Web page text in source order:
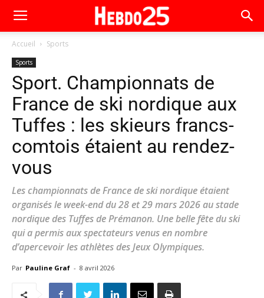
Accueil Sports
Sports
Sport. Championnats de
France de ski nordique aux
Tuffes : les skieurs francs-
comtois étaient au rendez-
vous
Les championnats de France de ski nordique étaient
organisés le week-end du 28 et 29 mars 2026 au stade
nordique des Tuffes de Prémanon. Une belle fête du ski
qui a permis aux spectateurs venus en nombre
d’apercevoir les athlètes des Jeux Olympiques.
Par Pauline Graf - 8 avril 2026